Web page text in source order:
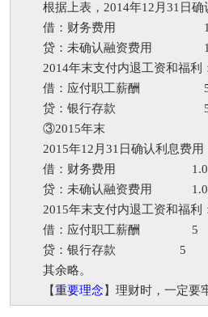
根据上表，2014年12月31日确
借：财务费用
贷：未确认融资费用
2014年末支付内退工资和福利
借：应付职工薪酬
贷：银行存款
③2015年末
2015年12月31日确认利息费用
借：财务费用 1.0
贷：未确认融资费用
2015年末支付内退工资和福利
借：应付职工薪酬 5
贷：银行存款 5
其余略。
【重要理念 】理财时，一定要